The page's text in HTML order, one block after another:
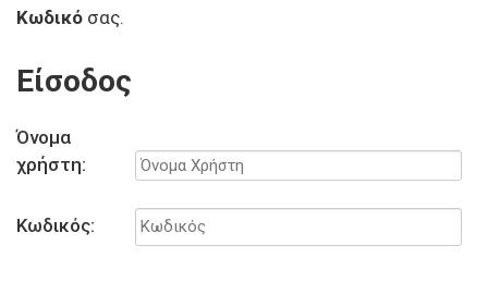
Κωδικό σας.
Είσοδος
Όνομα
χρήστη:
Κωδικός: